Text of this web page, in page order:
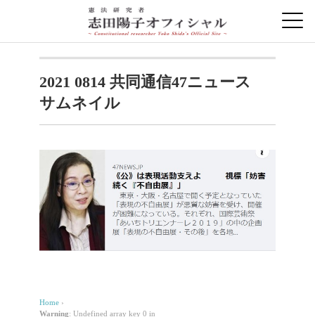
2021 0814 共同通信47ニュース
サムネイル
Home ›
Warning: Undefined array key 0 in